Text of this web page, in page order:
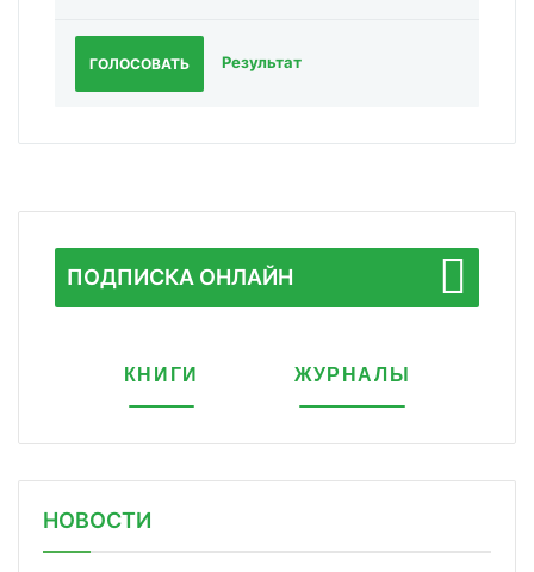
ГОЛОСОВАТЬ Результат
ПОДПИСКА ОНЛАЙН
КНИГИ ЖУРНАЛЫ
НОВОСТИ